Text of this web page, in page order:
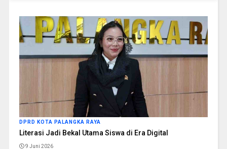
DPRD KOTA PALANGKA RAYA
Literasi Jadi Bekal Utama Siswa di Era Digital
9 Juni 2026